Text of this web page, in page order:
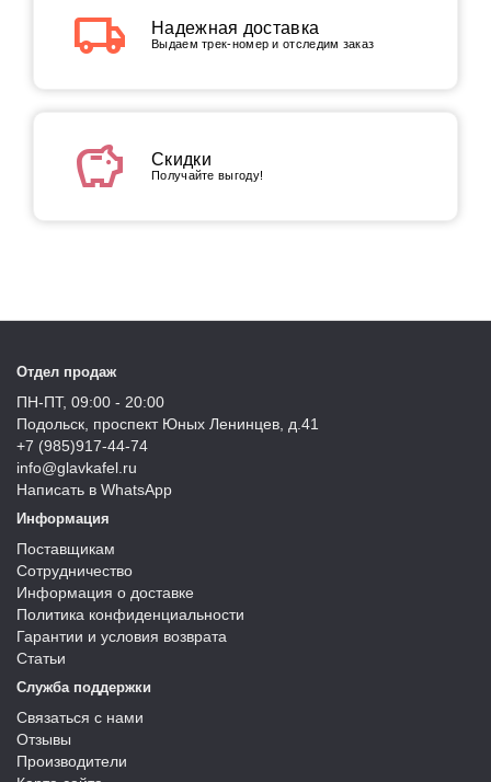
local_shipping Надежная доставка
Выдаем трек-номер и отследим заказ
savings Скидки
Получайте выгоду!
Отдел продаж
ПН-ПТ, 09:00 - 20:00
Подольск, проспект Юных Ленинцев, д.41
+7 (985)917-44-74
info@glavkafel.ru
Написать в WhatsApp
Информация
Поставщикам
Сотрудничество
Информация о доставке
Политика конфиденциальности
Гарантии и условия возврата
Статьи
Служба поддержки
Связаться с нами
Отзывы
Производители